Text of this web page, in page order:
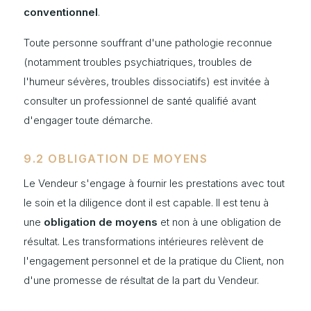
conventionnel.
Toute personne souffrant d'une pathologie reconnue
(notamment troubles psychiatriques, troubles de
l'humeur sévères, troubles dissociatifs) est invitée à
consulter un professionnel de santé qualifié avant
d'engager toute démarche.
9.2 OBLIGATION DE MOYENS
Le Vendeur s'engage à fournir les prestations avec tout
le soin et la diligence dont il est capable. Il est tenu à
une obligation de moyens et non à une obligation de
résultat. Les transformations intérieures relèvent de
l'engagement personnel et de la pratique du Client, non
d'une promesse de résultat de la part du Vendeur.